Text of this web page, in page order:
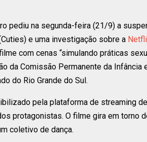
pediu na segunda-feira (21/9) a
e uma investigação sobre a
com cenas “simulando práticas
da Comissão Permanente da Infância
do Rio Grande do Sul.
pela plataforma de streaming
protagonistas. O filme gira em torno
coletivo de dança.